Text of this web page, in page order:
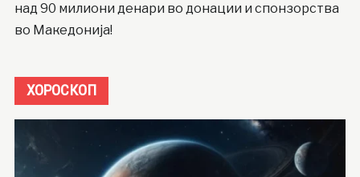
над 90 милиони денари во донации и спонзорства
во Македонија!
ХОРОСКОП